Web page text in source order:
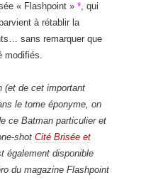
« Flashpoint » *, qui
à rétablir la
sans remarquer que
modifiés.
(et de cet important
le tome éponyme, on
ce Batman particulier et
shot Cité Brisée et
également disponible
du magazine Flashpoint